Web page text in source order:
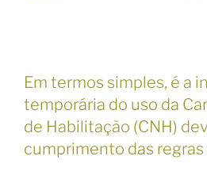
Em termos simples, é a
temporária do uso da
de Habilitação (CNH)
cumprimento das